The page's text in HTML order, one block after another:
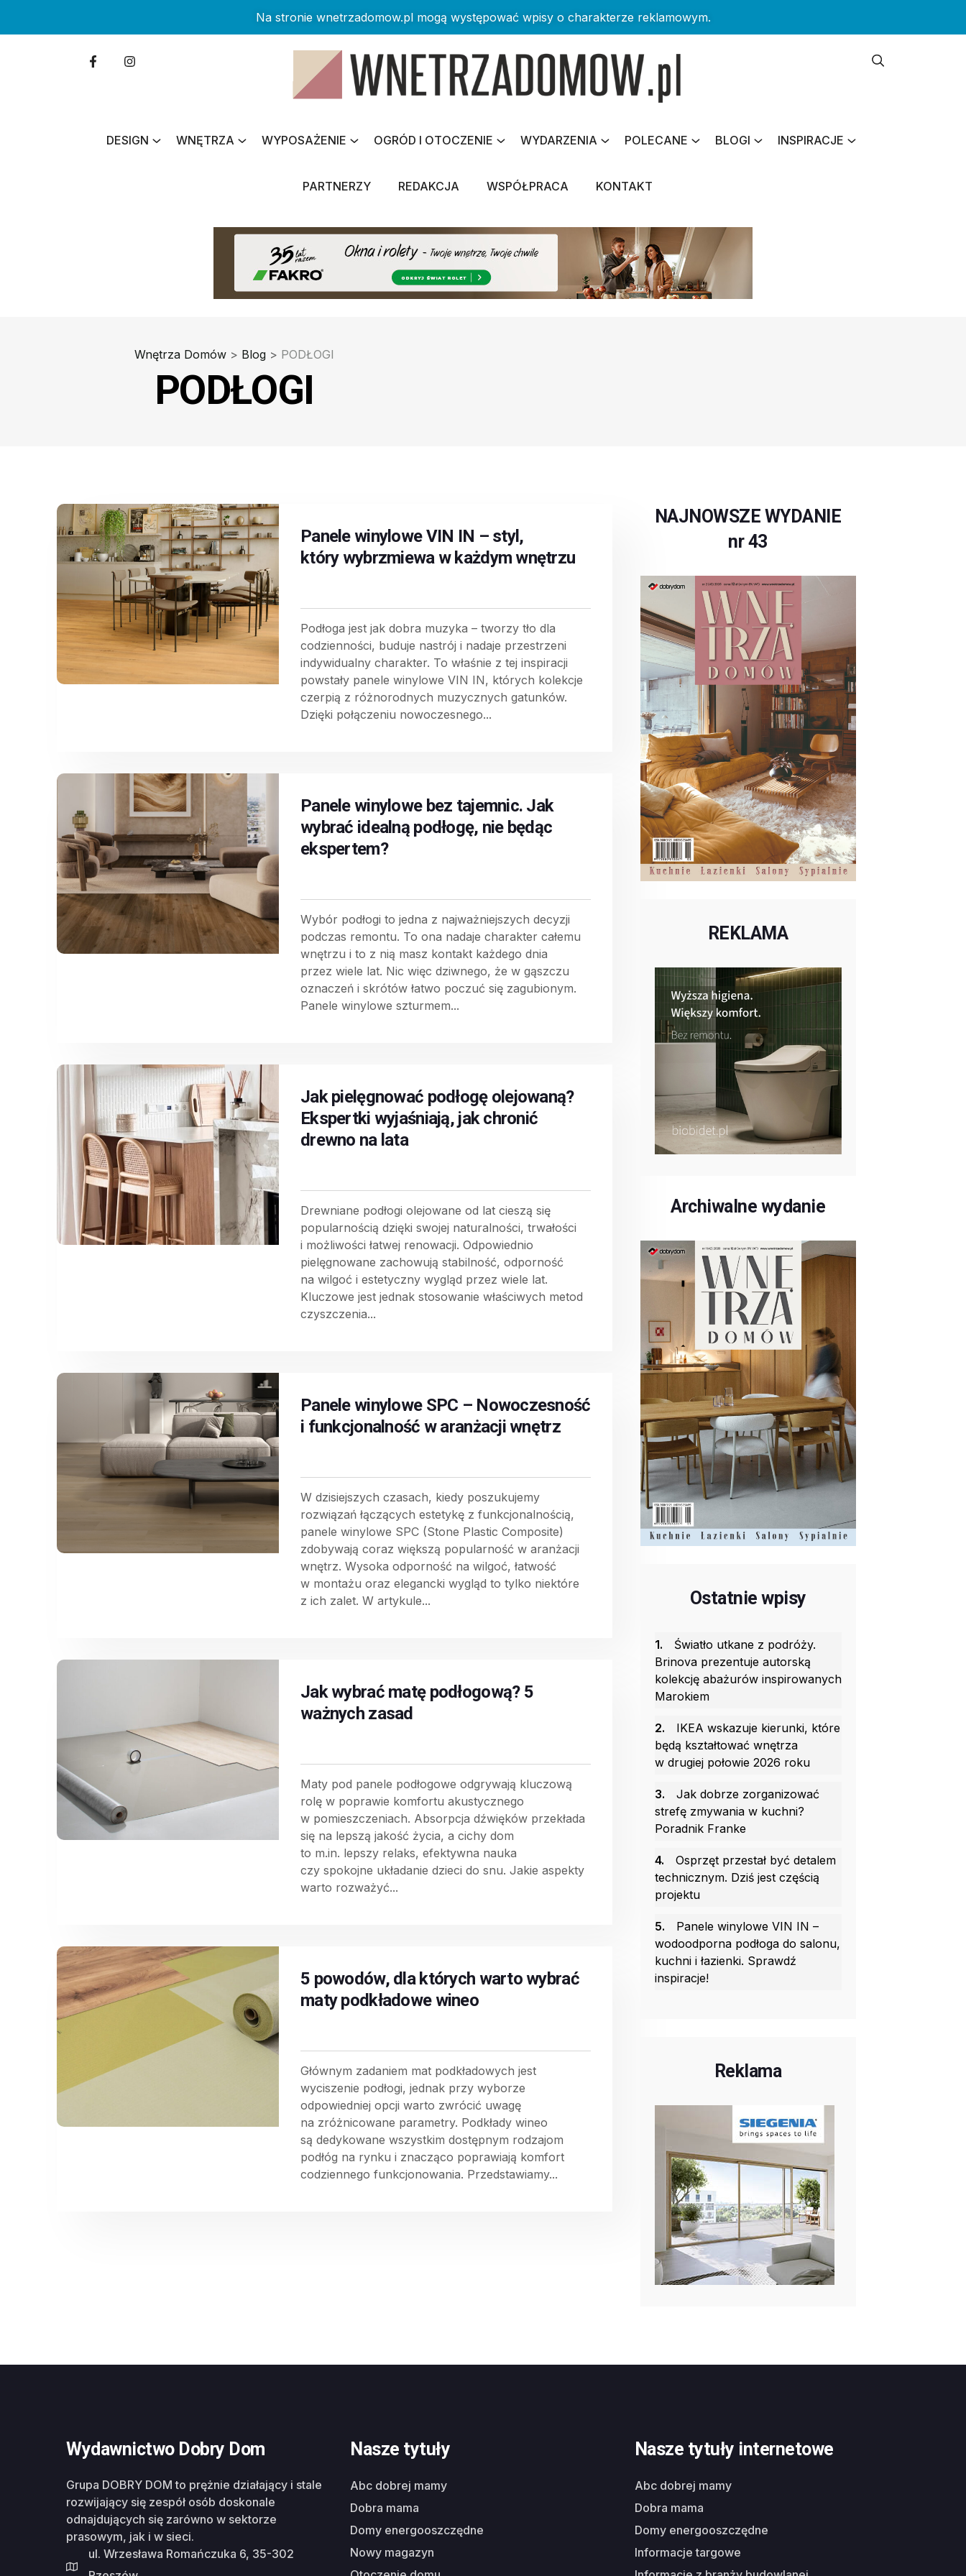
Na stronie wnetrzadomow.pl mogą występować wpisy o charakterze reklamowym.
DESIGN WNĘTRZA WYPOSAŻENIE OGRÓD I OTOCZENIE WYDARZENIA POLECANE BLOGI INSPIRACJE
PARTNERZY REDAKCJA WSPÓŁPRACA KONTAKT
Wnętrza Domów > Blog > PODŁOGI
PODŁOGI
Panele winylowe VIN IN – styl,
który wybrzmiewa w każdym wnętrzu
Podłoga jest jak dobra muzyka – tworzy tło dla
codzienności, buduje nastrój i nadaje przestrzeni
indywidualny charakter. To właśnie z tej inspiracji
powstały panele winylowe VIN IN, których kolekcje
czerpią z różnorodnych muzycznych gatunków.
Dzięki połączeniu nowoczesnego...
Panele winylowe bez tajemnic. Jak
wybrać idealną podłogę, nie będąc
ekspertem?
Wybór podłogi to jedna z najważniejszych decyzji
podczas remontu. To ona nadaje charakter całemu
wnętrzu i to z nią masz kontakt każdego dnia
przez wiele lat. Nic więc dziwnego, że w gąszczu
oznaczeń i skrótów łatwo poczuć się zagubionym.
Panele winylowe szturmem...
Jak pielęgnować podłogę olejowaną?
Ekspertki wyjaśniają, jak chronić
drewno na lata
Drewniane podłogi olejowane od lat cieszą się
popularnością dzięki swojej naturalności, trwałości
i możliwości łatwej renowacji. Odpowiednio
pielęgnowane zachowują stabilność, odporność
na wilgoć i estetyczny wygląd przez wiele lat.
Kluczowe jest jednak stosowanie właściwych metod
czyszczenia...
Panele winylowe SPC – Nowoczesność
i funkcjonalność w aranżacji wnętrz
W dzisiejszych czasach, kiedy poszukujemy
rozwiązań łączących estetykę z funkcjonalnością,
panele winylowe SPC (Stone Plastic Composite)
zdobywają coraz większą popularność w aranżacji
wnętrz. Wysoka odporność na wilgoć, łatwość
w montażu oraz elegancki wygląd to tylko niektóre
z ich zalet. W artykule...
Jak wybrać matę podłogową? 5
ważnych zasad
Maty pod panele podłogowe odgrywają kluczową
rolę w poprawie komfortu akustycznego
w pomieszczeniach. Absorpcja dźwięków przekłada
się na lepszą jakość życia, a cichy dom
to m.in. lepszy relaks, efektywna nauka
czy spokojne układanie dzieci do snu. Jakie aspekty
warto rozważyć...
5 powodów, dla których warto wybrać
maty podkładowe wineo
Głównym zadaniem mat podkładowych jest
wyciszenie podłogi, jednak przy wyborze
odpowiedniej opcji warto zwrócić uwagę
na zróżnicowane parametry. Podkłady wineo
są dedykowane wszystkim dostępnym rodzajom
podłóg na rynku i znacząco poprawiają komfort
codziennego funkcjonowania. Przedstawiamy...
NAJNOWSZE WYDANIE
nr 43
REKLAMA
Archiwalne wydanie
Ostatnie wpisy
1.
Światło utkane z podróży.
Brinova prezentuje autorską
kolekcję abażurów inspirowanych
Marokiem
2.
IKEA wskazuje kierunki, które
będą kształtować wnętrza
w drugiej połowie 2026 roku
3.
Jak dobrze zorganizować
strefę zmywania w kuchni?
Poradnik Franke
4.
Osprzęt przestał być detalem
technicznym. Dziś jest częścią
projektu
5.
Panele winylowe VIN IN –
wodoodporna podłoga do salonu,
kuchni i łazienki. Sprawdź
inspiracje!
Reklama
Wydawnictwo Dobry Dom
Grupa DOBRY DOM to prężnie działający i stale
rozwijający się zespół osób doskonale
odnajdujących się zarówno w sektorze
prasowym, jak i w sieci.
ul. Wrzesława Romańczuka 6, 35-302
Nasze tytuły
abc dobrej mamy
dobra mama
domy energooszczędne
nowy magazyn
Nasze tytuły internetowe
abc dobrej mamy
dobra mama
domy energooszczędne
informacje targowe